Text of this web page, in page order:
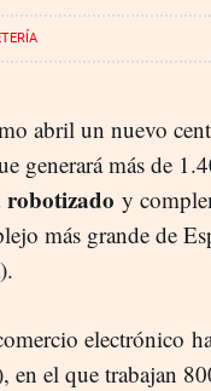
abril un nuevo
generará más de
robotizado y
más grande de
electrónico
en el que trabajan